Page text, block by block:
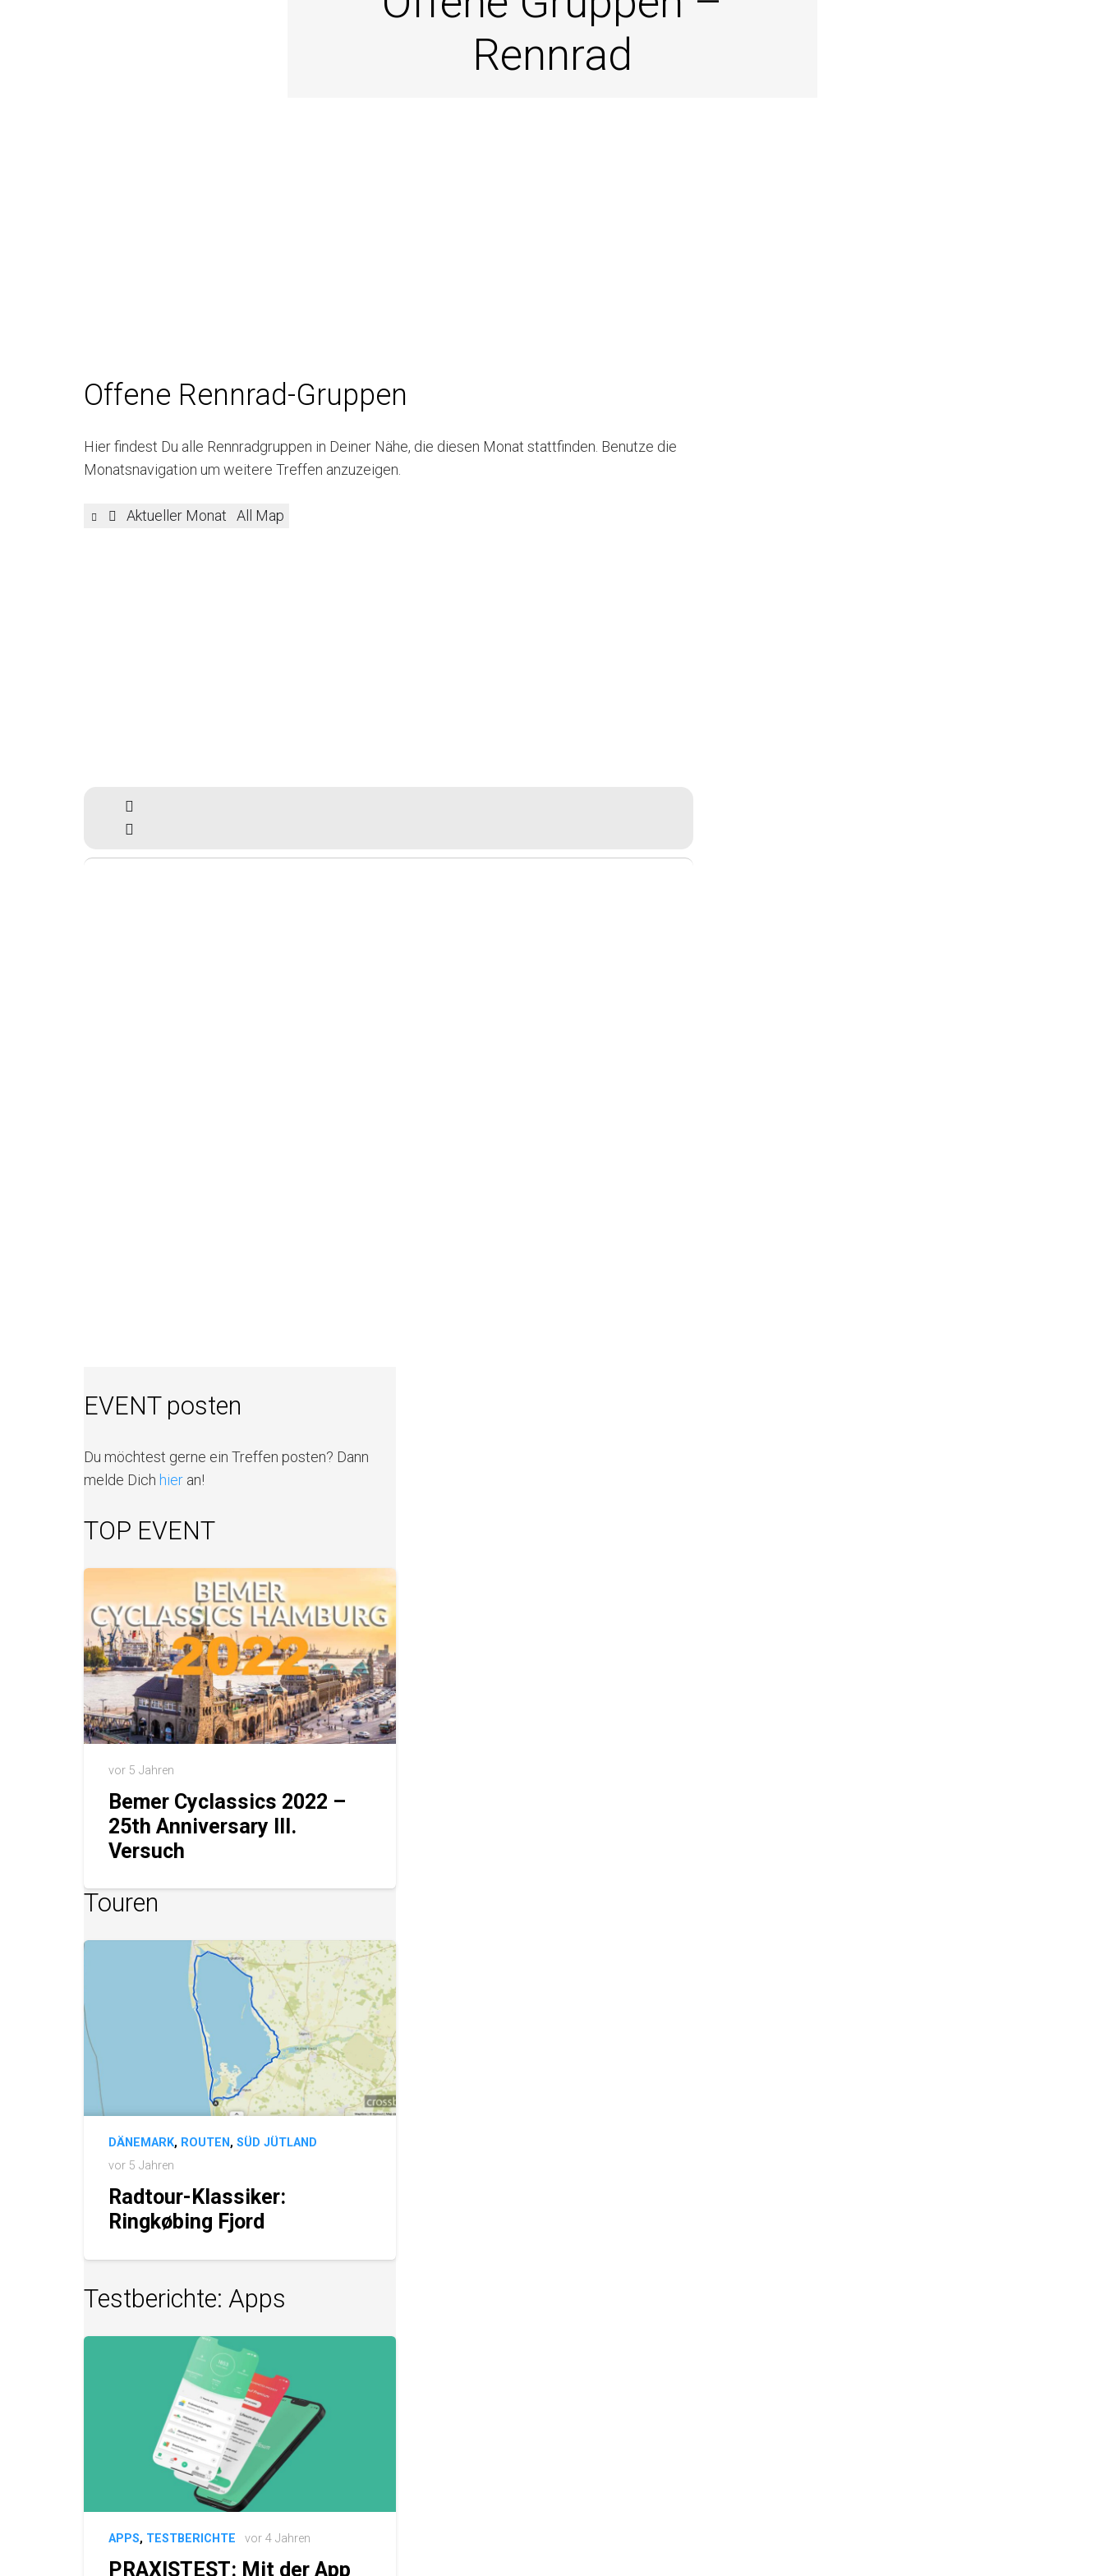
Rennrad
Offene Rennrad-Gruppen
Hier findest Du alle Rennradgruppen in Deiner Nähe, die diesen Monat stattfinden. Benutze die
Monatsnavigation um weitere Treffen anzuzeigen.
Aktueller Monat All Map
EVENT posten
Du möchtest gerne ein Treffen posten? Dann
melde Dich hier an!
TOP EVENT
vor 5 Jahren
Bemer Cyclassics 2022 –
25th Anniversary III.
Versuch
Touren
DÄNEMARK, ROUTEN ,SÜD JÜTLAND
vor 5 Jahren
Radtour-Klassiker:
Ringkøbing Fjord
Testberichte: Apps
APPS, TESTBERICHTE vor 4 Jahren
PRAXISTEST: Mit der App